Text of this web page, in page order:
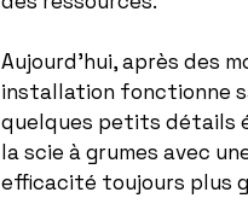
Aujourd’hui, après des
installation fonctionne
quelques petits détails
la scie à grumes avec
efficacité toujours plus